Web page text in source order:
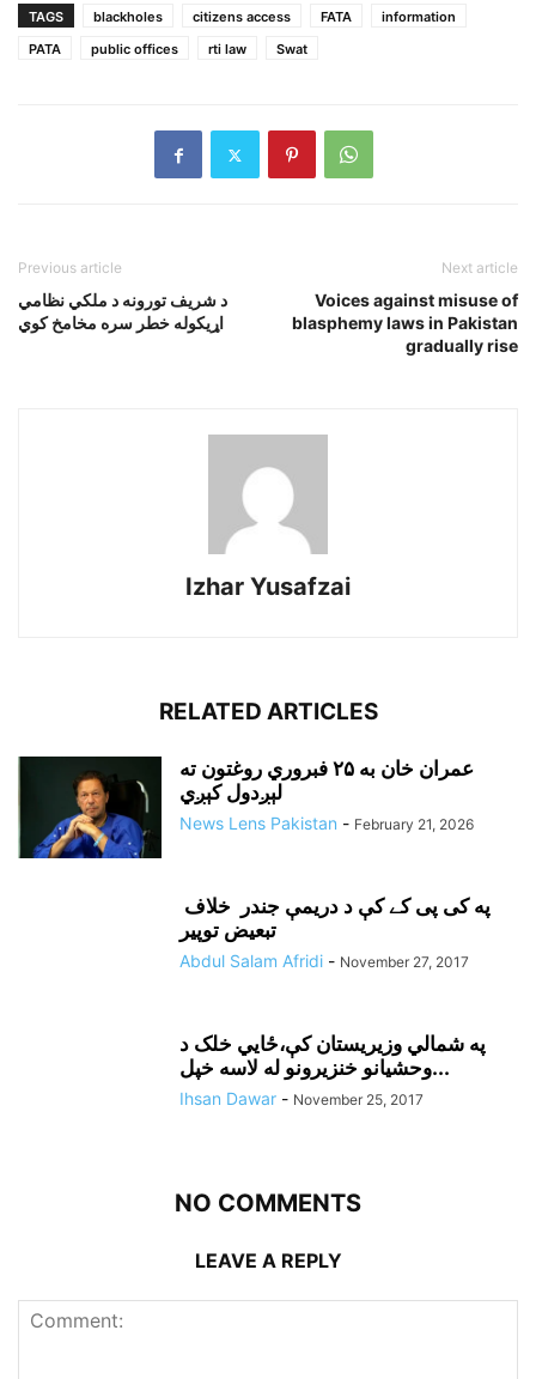
TAGS blackholes citizens access FATA
information
PATA
public offices rti law Swat
Previous article
د شريف تورونه د ملکي نظامي
اړيکوله خطر سره مخامخ کوي
Next article
Voices against misuse of
blasphemy laws in Pakistan
gradually rise
Izhar Yusafzai
RELATED ARTICLES
عمران خان به ۲۵ فبروري روغتون ته
لېږدول کېږي
News Lens Pakistan - February 21, 2026
په کی پی کے کې د دريمې جندر خلاف
تبعيض توپير
Abdul Salam Afridi - November 27, 2017
په شمالي وزيريستان کې،ځايي خلک د
وحشيانو خنزيرونو له لاسه خپل...
Ihsan Dawar - November 25, 2017
NO COMMENTS
LEAVE A REPLY